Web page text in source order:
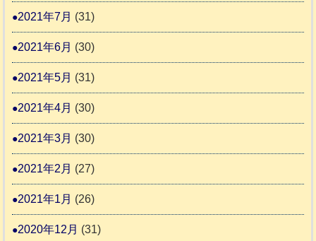
2021年7月 (31)
2021年6月 (30)
2021年5月 (31)
2021年4月 (30)
2021年3月 (30)
2021年2月 (27)
2021年1月 (26)
2020年12月 (31)